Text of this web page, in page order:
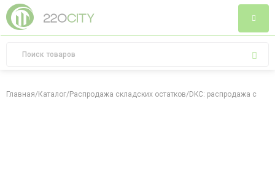
Главная/Каталог/Распродажа складских остатков/DKC: распродажа